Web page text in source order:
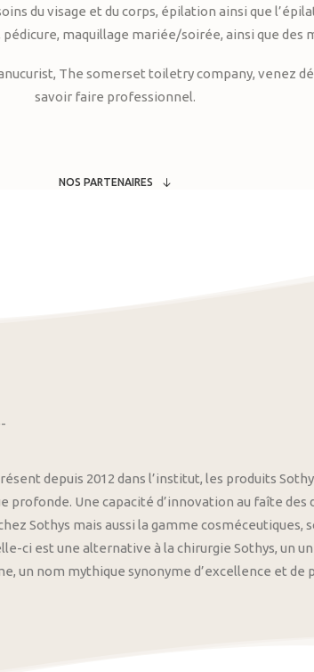
du visage et du corps, épilation ainsi que
maquillage mariée/soirée, ainsi que des
The somerset toiletry company, venez
savoir faire professionnel.
NOS PARTENAIRES
depuis 2012 dans l’institut, les produits
profonde. Une capacité d’innovation au faîte
Sothys mais aussi la gamme
ci est une alternative à la chirurgie Sothys, un
un nom mythique synonyme d’excellence et de